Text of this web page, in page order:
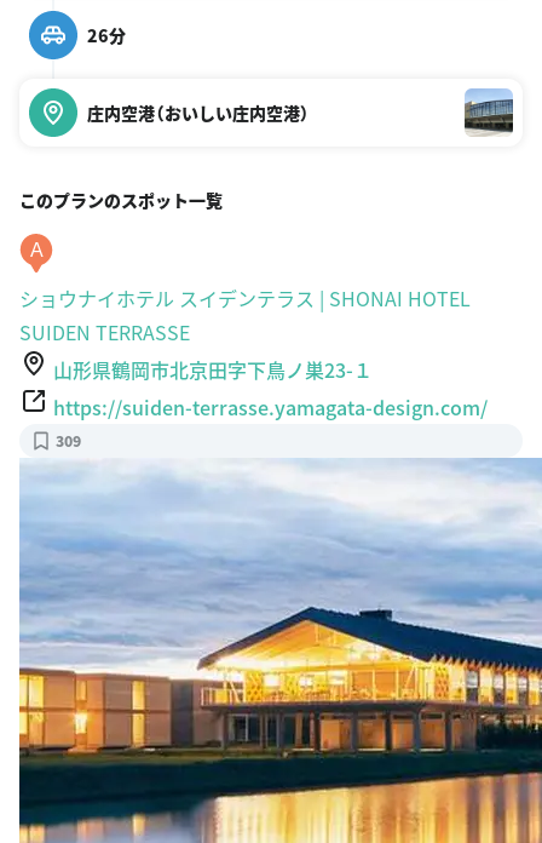
26分
庄内空港（おいしい庄内空港）
このプランのスポット一覧
A
ショウナイホテル スイデンテラス | SHONAI HOTEL
SUIDEN TERRASSE
山形県鶴岡市北京田字下鳥ノ巣23-１
https://suiden-terrasse.yamagata-design.com/
309